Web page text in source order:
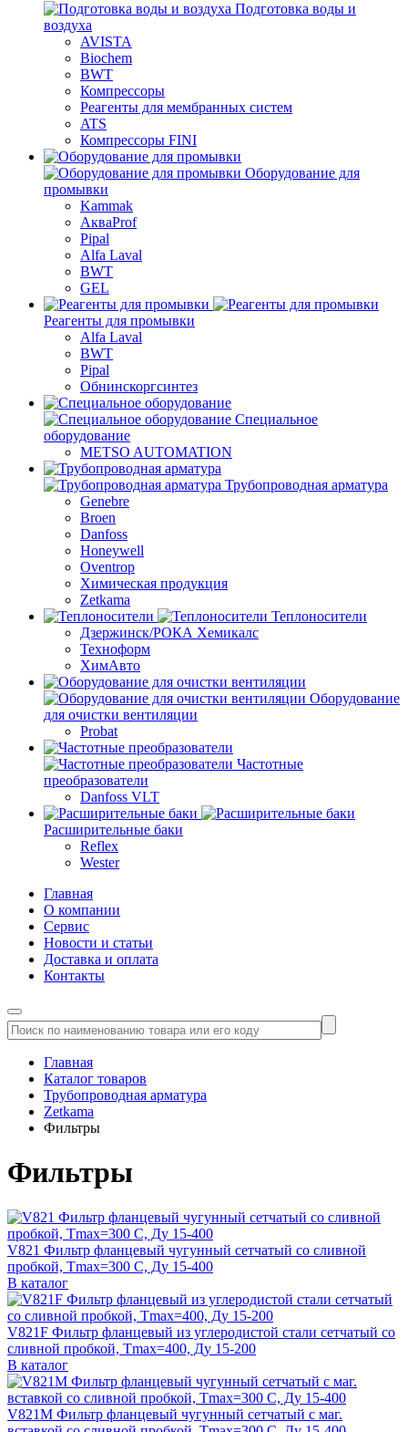
Подготовка воды и
воздуха
AVISTA
Biochem
BWT
Компрессоры
Реагенты для мембранных систем
ATS
Компрессоры FINI
Оборудование для
промывки
Kammak
АкваProf
Pipal
Alfa Laval
BWT
GEL
Реагенты для промывки
Alfa Laval
BWT
Pipal
Обнинскоргсинтез
Специальное
оборудование
METSO AUTOMATION
Трубопроводная арматура
Genebre
Broen
Danfoss
Honeywell
Oventrop
Химическая продукция
Zetkama
Теплоносители
Дзержинск/РОКА Хемикалс
Техноформ
ХимАвто
Оборудование
для очистки вентиляции
Probat
Частотные
преобразователи
Danfoss VLT
Расширительные баки
Reflex
Wester
Главная
О компании
Сервис
Новости и статьи
Доставка и оплата
Контакты
Главная
Каталог товаров
Трубопроводная арматура
Zetkama
Фильтры
Фильтры
V821 Фильтр фланцевый чугунный сетчатый со сливной
пробкой, Tmax=300 C, Ду 15-400
В каталог
V821F Фильтр фланцевый из углеродистой стали сетчатый со
сливной пробкой, Tmax=400, Ду 15-200
В каталог
V821М Фильтр фланцевый чугунный сетчатый с маг.